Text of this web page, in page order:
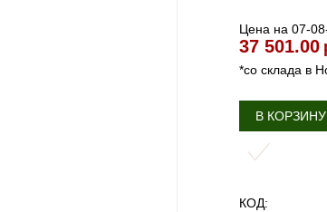
Цена на 07-
37 501.00
*со склада в
В КОРЗИНУ
КОД: